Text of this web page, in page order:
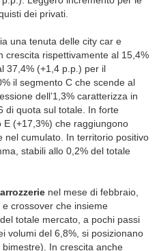
dei privati.
una tenuta delle city car e
crescita rispettivamente al 15,4%
37,4% (+1,4 p.p.) per il
il segmento C che scende al
dell’1,3% caratterizza in
di quota sul totale. In forte
(+17,3%) che raggiungono
nel cumulato. In territorio positivo
stabili allo 0,2% del totale
nel mese di febbraio,
crossover che insieme
totale mercato, a pochi passi
volumi del 6,8%, si posizionano
In crescita anche